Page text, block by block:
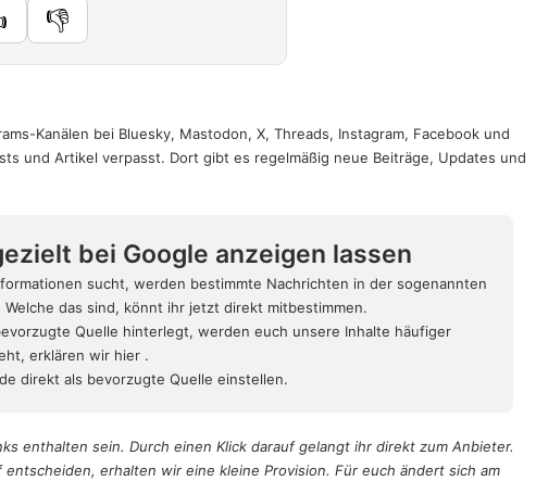
👎
Kanälen bei Bluesky, Mastodon, X, Threads, Instagram, Facebook und
und Artikel verpasst. Dort gibt es regelmäßig neue Beiträge, Updates und
bei Google anzeigen lassen
sucht, werden bestimmte Nachrichten in der sogenannten
Welche das sind, könnt ihr jetzt direkt mitbestimmen.
Quelle hinterlegt, werden euch unsere Inhalte häufiger
erklären wir hier .
direkt als bevorzugte Quelle einstellen.
enthalten sein. Durch einen Klick darauf gelangt ihr direkt zum Anbieter.
erhalten wir eine kleine Provision. Für euch ändert sich am